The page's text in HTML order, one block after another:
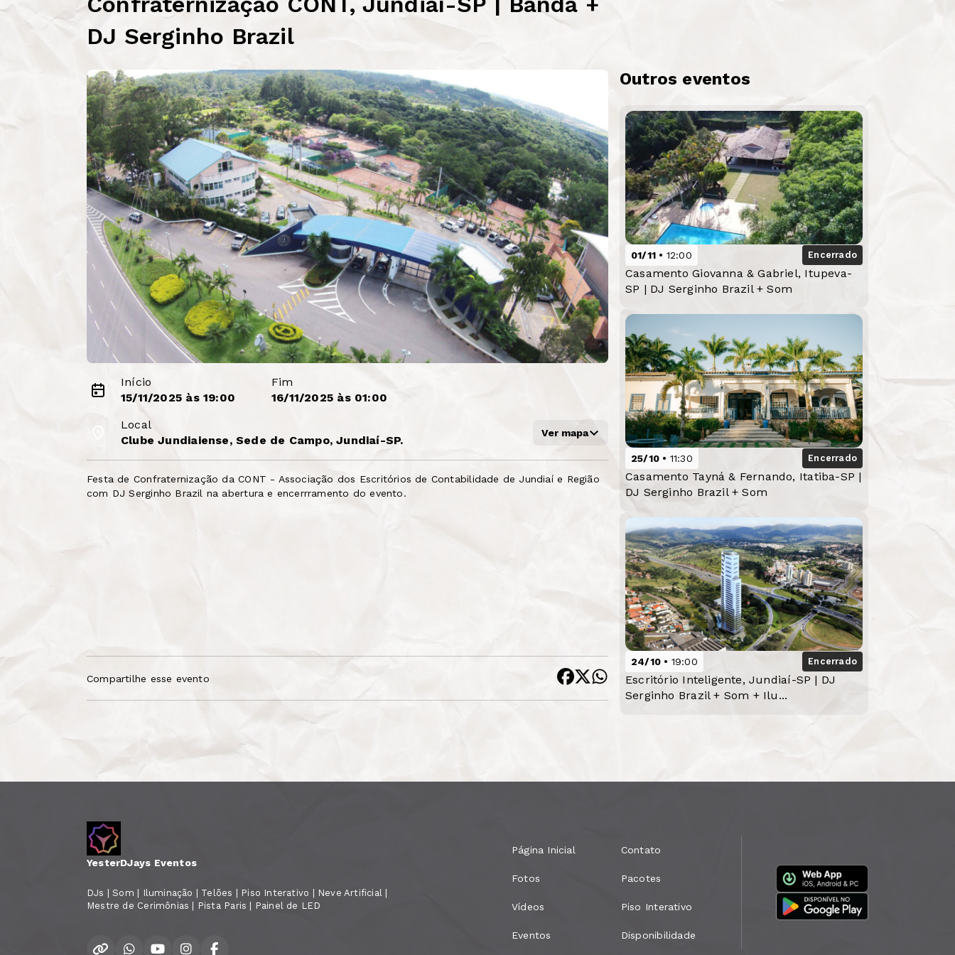
DJ Serginho Brazil
Início
15/11/2025 às 19:00
Fim
16/11/2025 às 01:00
Local
Clube Jundiaiense, Sede de Campo, Jundiaí-SP.
Ver mapa
Festa de Confraternização da CONT - Associação dos Escritórios de Contabilidade de Jundiaí e Região
com DJ Serginho Brazil na abertura e encerrramento do evento.
Outros eventos
01/11 12:00 Encerrado
Casamento Giovanna & Gabriel, Itupeva-
SP | DJ Serginho Brazil + Som
25/10 11:30 Encerrado
Casamento Tayná & Fernando, Itatiba-SP |
DJ Serginho Brazil + Som
24/10 19:00 Encerrado
Escritório Inteligente, Jundiaí-SP | DJ
Serginho Brazil + Som + Ilu...
Compartilhe esse evento
YesterDJays Eventos
DJs | Som | Iluminação | Telões | Piso Interativo | Neve Artificial |
Mestre de Cerimônias | Pista Paris | Painel de LED
Página Inicial
Fotos
Vídeos
Eventos
Contato
Pacotes
Piso Interativo
Disponibilidade